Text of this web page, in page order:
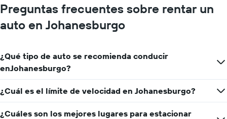
Preguntas frecuentes sobre rentar un
auto en Johanesburgo
¿Qué tipo de auto se recomienda conducir
enJohanesburgo?
¿Cuál es el límite de velocidad en Johanesburgo?
¿Cuáles son los mejores lugares para estacionar